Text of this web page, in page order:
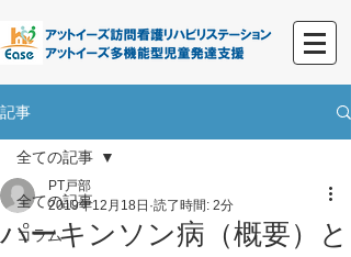
記事
全ての記事
コラム
全ての記事
パーキンソン病（概要）と
PT戸部
2019年12月18日 読了時間: 2分